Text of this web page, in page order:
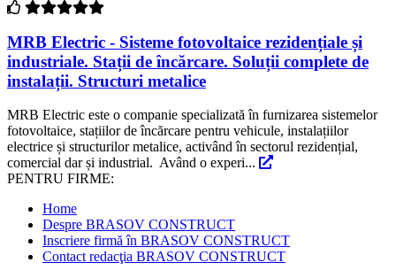
MRB Electric - Sisteme fotovoltaice rezidențiale și
industriale. Stații de încărcare. Soluții complete de
instalații. Structuri metalice
MRB Electric este o companie specializată în furnizarea sistemelor
fotovoltaice, stațiilor de încărcare pentru vehicule, instalațiilor
electrice și structurilor metalice, activând în sectorul rezidențial,
comercial dar și industrial. Având o experi...
PENTRU FIRME:
Home
Despre BRASOV CONSTRUCT
Inscriere firmă în BRASOV CONSTRUCT
Contact redacţia BRASOV CONSTRUCT